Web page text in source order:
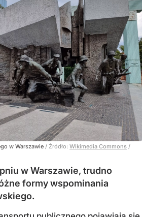
w Warszawie / Źródło: Wikimedia Commons /
w Warszawie, trudno
formy wspominania